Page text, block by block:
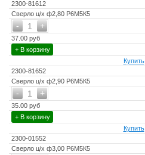
2300-81612
Сверло ц/х ф2,80 Р6М5К5
+
- 1
37.00 руб
+ В корзину
Купить
2300-81652
Сверло ц/х ф2,90 Р6М5К5
+
- 1
35.00 руб
+ В корзину
Купить
2300-01552
Сверло ц/х ф3,00 Р6М5К5